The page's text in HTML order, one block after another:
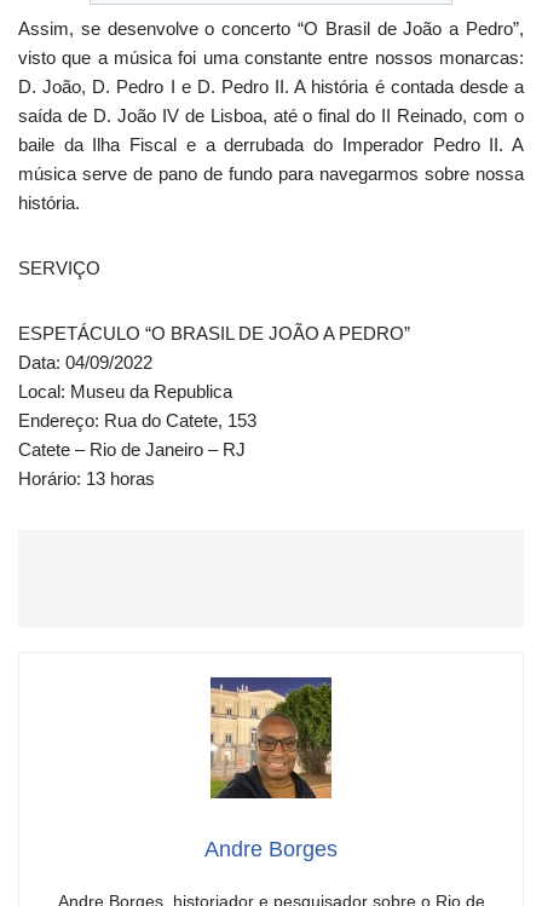
Assim, se desenvolve o concerto “O Brasil de João a Pedro”,
visto que a música foi uma constante entre nossos monarcas:
D. João, D. Pedro I e D. Pedro II. A história é contada desde a
saída de D. João IV de Lisboa, até o final do II Reinado, com o
baile da Ilha Fiscal e a derrubada do Imperador Pedro II. A
música serve de pano de fundo para navegarmos sobre nossa
história.
SERVIÇO
ESPETÁCULO “O BRASIL DE JOÃO A PEDRO”
Data: 04/09/2022
Local: Museu da Republica
Endereço: Rua do Catete, 153
Catete – Rio de Janeiro – RJ
Horário: 13 horas
Andre Borges
Andre Borges, historiador e pesquisador sobre o Rio de